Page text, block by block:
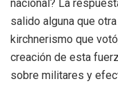
nacional? La
salido alguna que
kirchnerismo que
creación de esta
sobre militares y